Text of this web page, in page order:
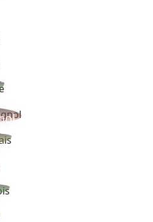
vie
latin
ete
turc
grec